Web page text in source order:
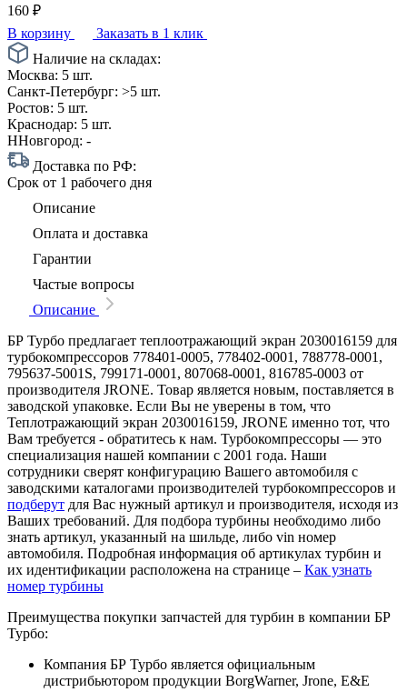
160 ₽
В корзину
Заказать в 1 клик
Наличие на складах:
Москва: 5 шт.
Санкт-Петербург: >5 шт.
Ростов: 5 шт.
Краснодар: 5 шт.
ННовгород: -
Доставка по РФ:
Срок от 1 рабочего дня
Описание
Оплата и доставка
Гарантии
Частые вопросы
Описание
БР Турбо предлагает теплоотражающий экран 2030016159 для
турбокомпрессоров 778401-0005, 778402-0001, 788778-0001,
795637-5001S, 799171-0001, 807068-0001, 816785-0003 от
производителя JRONE. Товар является новым, поставляется в
заводской упаковке. Если Вы не уверены в том, что
Теплотражающий экран 2030016159, JRONE именно тот, что
Вам требуется - обратитесь к нам. Турбокомпрессоры — это
специализация нашей компании с 2001 года. Наши
сотрудники сверят конфигурацию Вашего автомобиля с
заводскими каталогами производителей турбокомпрессоров и
подберут для Вас нужный артикул и производителя, исходя из
Ваших требований. Для подбора турбины необходимо либо
знать артикул, указанный на шильде, либо vin номер
автомобиля. Подробная информация об артикулах турбин и
их идентификации расположена на странице – Как узнать
номер турбины
Преимущества покупки запчастей для турбин в компании БР
Турбо:
Компания БР Турбо является официальным
дистрибьютором продукции BorgWarner, Jrone, E&E